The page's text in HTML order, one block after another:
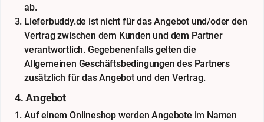
ab.
Lieferbuddy.de ist nicht für das Angebot und/oder den
Vertrag zwischen dem Kunden und dem Partner
verantwortlich. Gegebenenfalls gelten die
Allgemeinen Geschäftsbedingungen des Partners
zusätzlich für das Angebot und den Vertrag.
4. Angebot
Auf einem Onlineshop werden Angebote im Namen